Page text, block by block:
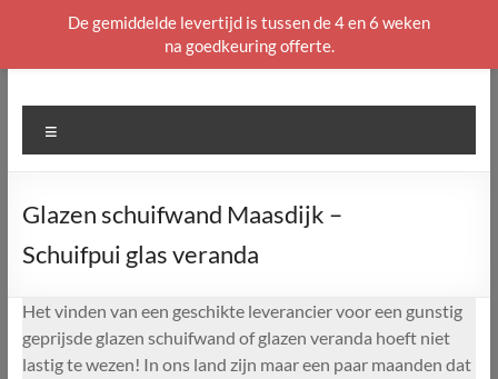
naar
Glazen schuifwand Maasdijk –
Schuifpui glas veranda
Het vinden van een geschikte leverancier voor een gunstig
geprijsde glazen schuifwand of glazen veranda hoeft niet
lastig te wezen! In ons land zijn maar een paar maanden dat
De gemiddelde levertijd is tussen de 4 en 6 weken
na goedkeuring offerte.